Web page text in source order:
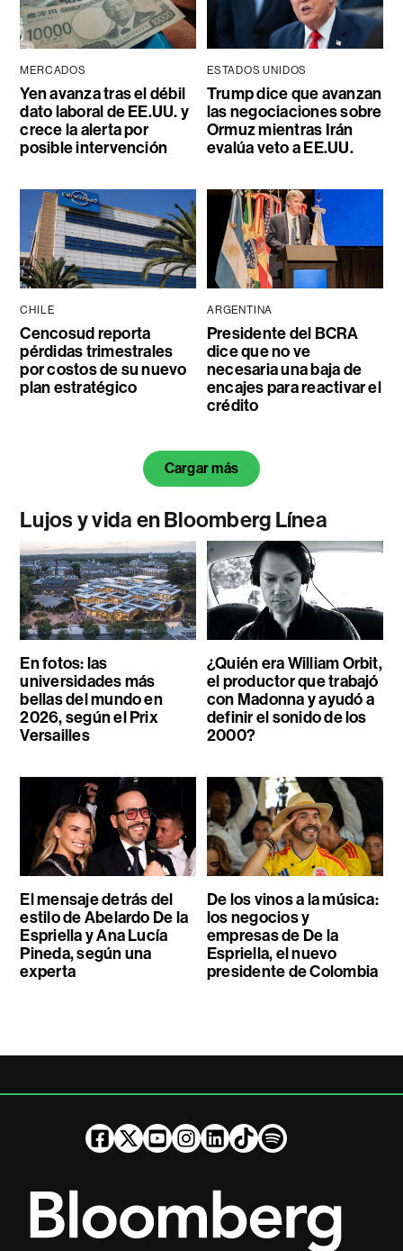
MERCADOS
Yen avanza tras el débil
dato laboral de EE.UU. y
crece la alerta por
posible intervención
ESTADOS UNIDOS
Trump dice que avanzan
las negociaciones sobre
Ormuz mientras Irán
evalúa veto a EE.UU.
CHILE
Cencosud reporta
pérdidas trimestrales
por costos de su nuevo
plan estratégico
ARGENTINA
Presidente del BCRA
dice que no ve
necesaria una baja de
encajes para reactivar el
crédito
Cargar más
Lujos y vida en Bloomberg Línea
En fotos: las
universidades más
bellas del mundo en
2026, según el Prix
Versailles
¿Quién era William Orbit,
el productor que trabajó
con Madonna y ayudó a
definir el sonido de los
2000?
El mensaje detrás del
estilo de Abelardo De la
Espriella y Ana Lucía
Pineda, según una
experta
De los vinos a la música:
los negocios y
empresas de De la
Espriella, el nuevo
presidente de Colombia